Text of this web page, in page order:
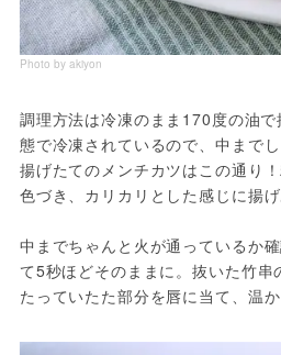
Photo by akiyon
調理方法は冷凍のまま170度の油
態で冷凍されているので、中まで
揚げたてのメンチカツはこの通り
色づき、カリカリとした感じに揚
中までちゃんと火が通っているか
て5秒ほどそのままに。抜いた竹串
たっていたた部分を唇に当て、温